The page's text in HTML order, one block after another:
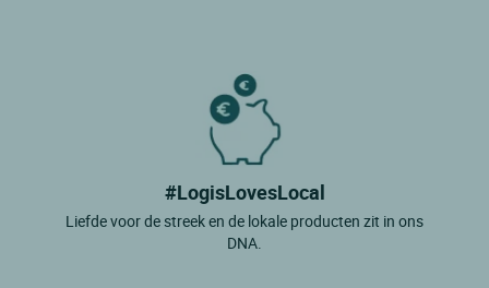
#LogisLovesLocal
Liefde voor de streek en de lokale producten zit in ons
DNA.